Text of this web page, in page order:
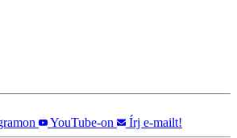
YouTube-on Írj e-mailt!